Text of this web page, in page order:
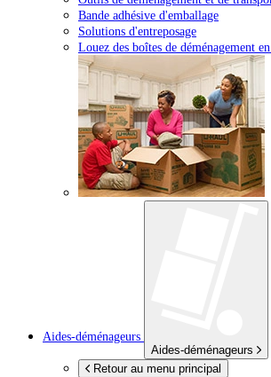
Bande adhésive d'emballage
Solutions d'entreposage
Louez des boîtes de déménagement
Aides-déménageurs
Aides-déménageurs
Retour au menu principal